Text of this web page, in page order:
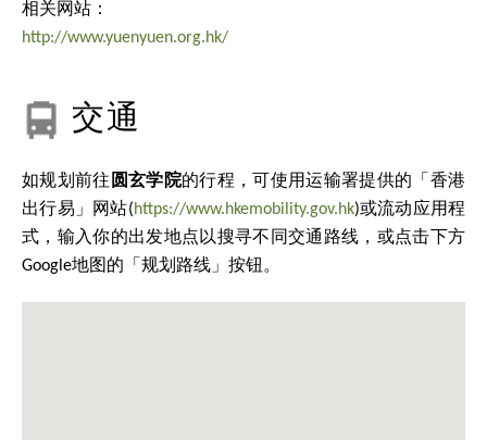
相关网站：
http://www.yuenyuen.org.hk/
交通
如规划前往 圆玄学院的行程，可使用运输署提供的「香港
出行易」网站(https://www.hkemobility.gov.hk)或流动应用程
式，输入你的出发地点以搜寻不同交通路线，或点击下方
Google地图的「规划路线」按钮。